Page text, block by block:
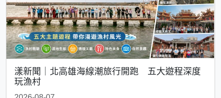
漾新聞｜北高雄海線潮旅行開跑 五大遊程深度
玩漁村